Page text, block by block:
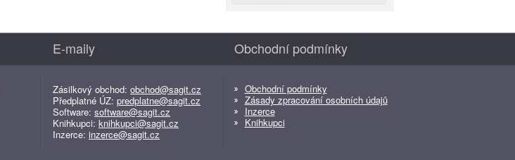
E-maily
Zásilkový obchod: obchod@sagit.cz
Předplatné ÚZ: predplatne@sagit.cz
Software: software@sagit.cz
Knihkupci: knihkupci@sagit.cz
Inzerce: inzerce@sagit.cz
Obchodní podmínky
Obchodní podmínky
Zásady zpracování osobních údajů
Inzerce
Knihkupci